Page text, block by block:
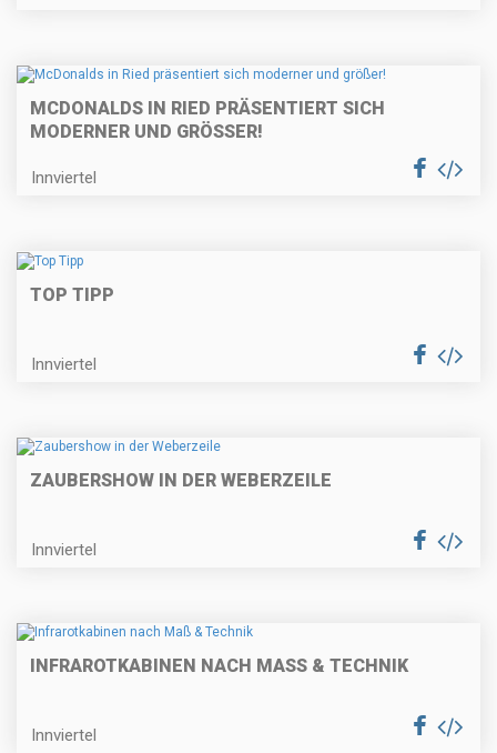
MCDONALDS IN RIED PRÄSENTIERT SICH
MODERNER UND GRÖSSER!
Innviertel
TOP TIPP
Innviertel
ZAUBERSHOW IN DER WEBERZEILE
Innviertel
INFRAROTKABINEN NACH MASS & TECHNIK
Innviertel